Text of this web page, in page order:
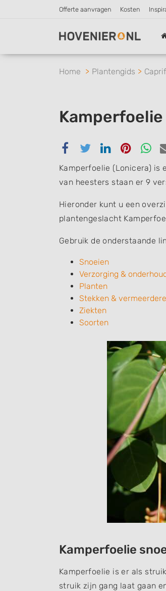
Offerte aanvragen Kosten
Home Plantengids
Delen
Facebook
Delen
Twitter
Delen
Linkedin
Delen
Kamperfoelie (Lonicera) is
van heesters staan er 9
Hieronder kunt u een
plantengeslacht
Gebruik de onderstaande
Snoeien
Verzorging &
Planten
Stekken &
Ziekten
Soorten
Kamperfoelie
Kamperfoelie is er als
struik zijn gang laat gaan